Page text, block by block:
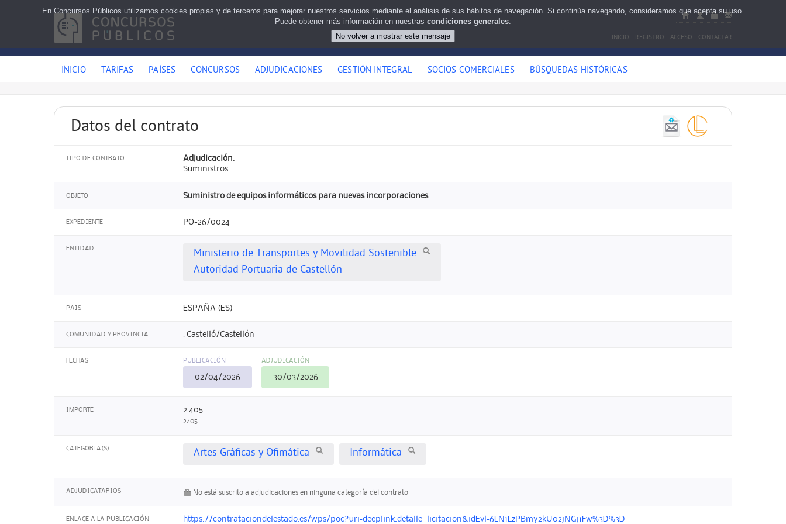
INICIO REGISTRO ACCESO CONTACTAR
INICIO TARIFAS PAÍSES CONCURSOS ADJUDICACIONES GESTIÓN INTEGRAL SOCIOS COMERCIALES BÚSQUEDAS HISTÓRICAS
Datos del contrato
TIPO DE CONTRATO
Adjudicación.
Suministros
OBJETO Suministro de equipos informáticos para nuevas incorporaciones
EXPEDIENTE PO-26/0024
ENTIDAD
Ministerio de Transportes y Movilidad Sostenible
Autoridad Portuaria de Castellón
PAIS ESPAÑA (ES)
COMUNIDAD Y PROVINCIA . Castelló/Castellón
FECHAS PUBLICACIÓN
02/04/2026
ADJUDICACIÓN
30/03/2026
IMPORTE 2.405
2405
CATEGORIA(S) Artes Gráficas y Ofimática Informática
ADJUDICATARIOS No está suscrito a adjudicaciones en ninguna categoría del contrato
ENLACE A LA PUBLICACIÓN https://contrataciondelestado.es/wps/poc?uri=deeplink:detalle_licitacion&idEvl=6LN1LzPBmy2kU02jNGj1Fw%3D%3D
En Concursos Públicos utilizamos cookies propias y de terceros para mejorar nuestros servicios mediante el análisis de sus hábitos de navegación. Si continúa navegando, consideramos que acepta su uso.
Puede obtener más información en nuestras condiciones generales.